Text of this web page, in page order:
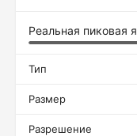
Реальная пиковая
Тип
Размер
Разрешение